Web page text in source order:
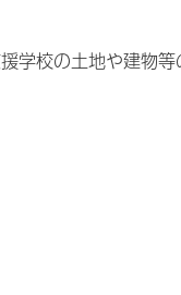
学校の土地や建物